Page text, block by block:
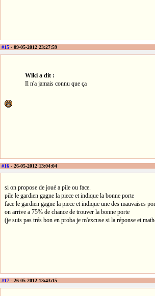
#15 - 09-05-2012 23:27:59
Wiki a dit :
Il n'a jamais connu que ça
#16 - 26-05-2012 13:04:04
si on propose de joué a pile ou face.
pile le gardien gagne la piece et indique la bonne porte
face le gardien gagne la piece et indique une des mauvaises
on arrive a 75% de chance de trouver la bonne porte
(je suis pas trés bon en proba je m'excuse si la réponse et
#17 - 26-05-2012 13:43:15